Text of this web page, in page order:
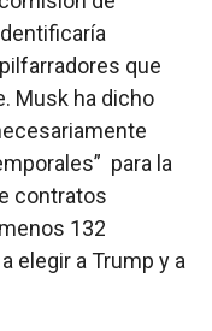
que
Musk ha dicho
para la
contratos
132
elegir a Trump y a